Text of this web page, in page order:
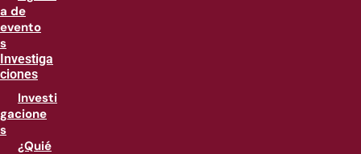
a de
evento
s
Investiga
ciones
Investi
gacione
s
¿Quié